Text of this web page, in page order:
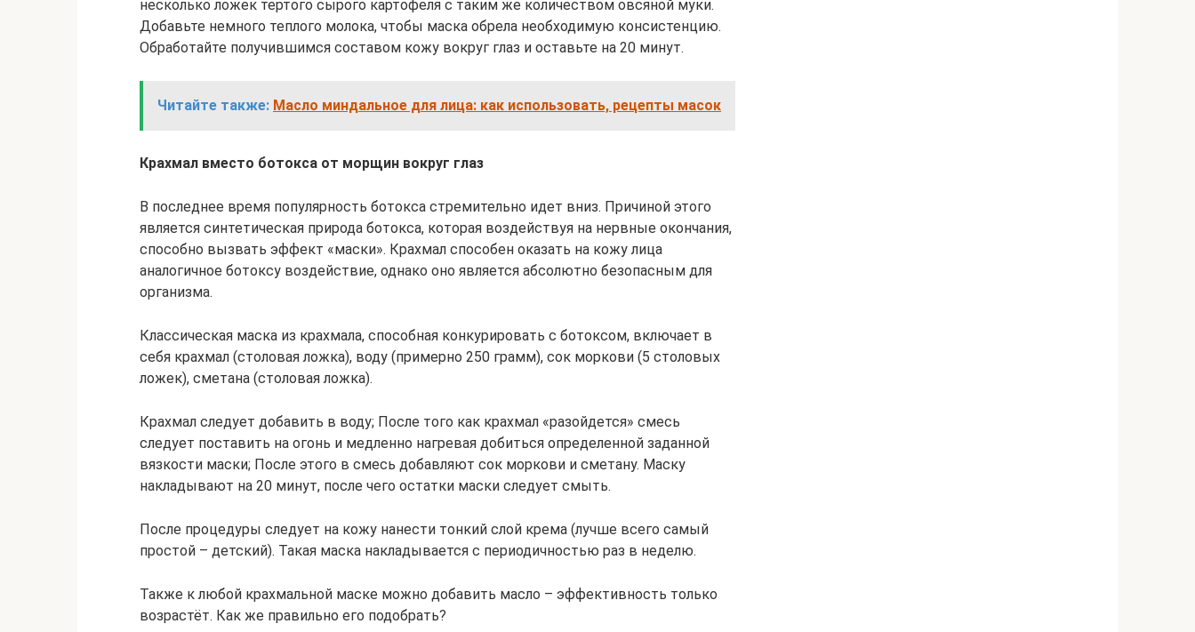
несколько ложек тертого сырого картофеля с таким же количеством овсяной муки.
Добавьте немного теплого молока, чтобы маска обрела необходимую консистенцию.
Обработайте получившимся составом кожу вокруг глаз и оставьте на 20 минут.
Читайте также: Масло миндальное для лица: как использовать, рецепты масок
Крахмал вместо ботокса от морщин вокруг глаз
В последнее время популярность ботокса стремительно идет вниз. Причиной этого
является синтетическая природа ботокса, которая воздействуя на нервные окончания,
способно вызвать эффект «маски». Крахмал способен оказать на кожу лица
аналогичное ботоксу воздействие, однако оно является абсолютно безопасным для
организма.
Классическая маска из крахмала, способная конкурировать с ботоксом, включает в
себя крахмал (столовая ложка), воду (примерно 250 грамм), сок моркови (5 столовых
ложек), сметана (столовая ложка).
Крахмал следует добавить в воду; После того как крахмал «разойдется» смесь
следует поставить на огонь и медленно нагревая добиться определенной заданной
вязкости маски; После этого в смесь добавляют сок моркови и сметану. Маску
накладывают на 20 минут, после чего остатки маски следует смыть.
После процедуры следует на кожу нанести тонкий слой крема (лучше всего самый
простой – детский). Такая маска накладывается с периодичностью раз в неделю.
Также к любой крахмальной маске можно добавить масло – эффективность только
возрастёт. Как же правильно его подобрать?